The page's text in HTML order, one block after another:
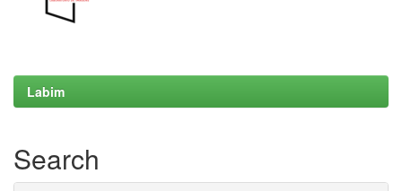
Labim
Search